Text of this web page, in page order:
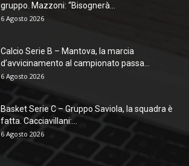
gruppo. Mazzoni: “Bisognerà...
6 Agosto 2026
Calcio Serie B – Mantova, la marcia
d’avvicinamento al campionato passa...
6 Agosto 2026
Basket Serie C – Gruppo Saviola, la squadra è
fatta. Cacciavillani:...
6 Agosto 2026